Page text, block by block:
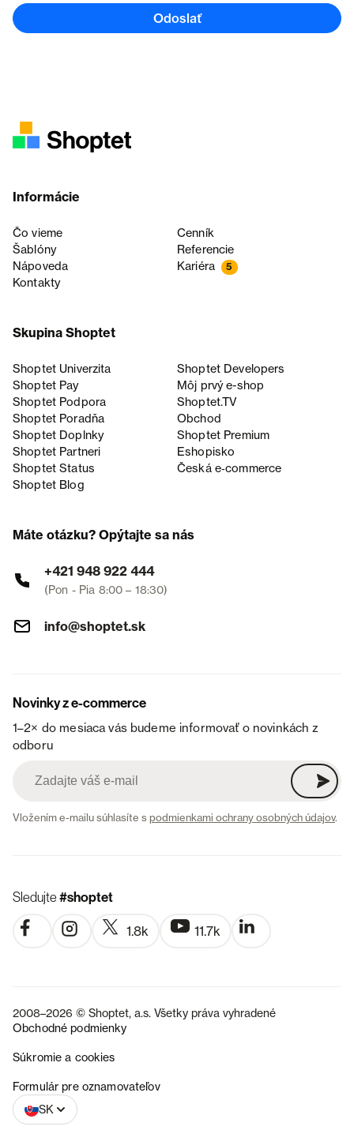
Odoslať
Informácie
Čo vieme
Cenník
Šablóny
Referencie
Nápoveda
Kariéra 5
Kontakty
Skupina Shoptet
Shoptet Univerzita
Shoptet Developers
Shoptet Pay
Môj prvý e-shop
Shoptet Podpora
Shoptet.TV
Shoptet Poradňa
Obchod
Shoptet Doplnky
Shoptet Premium
Shoptet Partneri
Eshopisko
Shoptet Status
Česká e‑commerce
Shoptet Blog
Máte otázku? Opýtajte sa nás
+421 948 922 444
(Pon - Pia 8:00 – 18:30)
info@shoptet.sk
Novinky z e-commerce
1–2× do mesiaca vás budeme informovať o novinkách z
odboru
Vložením e-mailu súhlasíte spodmienkami ochrany osobných údajov.
Sledujte#shoptet
1.8k 11.7k
2008–2026 © Shoptet, a.s. Všetky práva vyhradené
Obchodné podmienky
Súkromie a cookies
Formulár pre oznamovateľov
SK